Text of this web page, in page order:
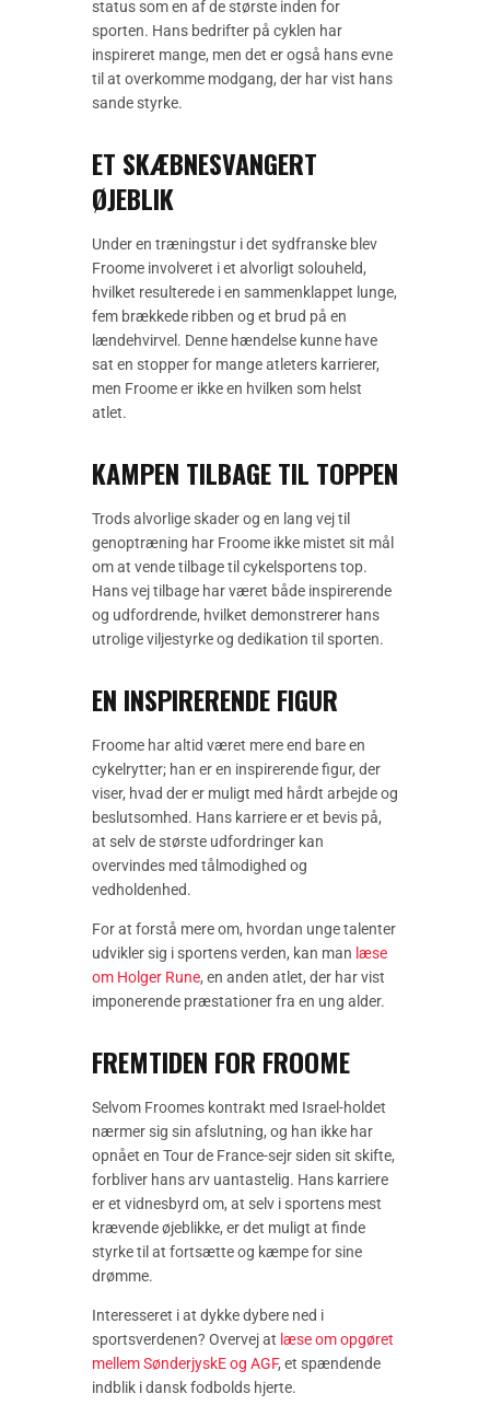
status som en af de største inden for
sporten. Hans bedrifter på cyklen har
inspireret mange, men det er også hans evne
til at overkomme modgang, der har vist hans
sande styrke.
ET SKÆBNESVANGERT
ØJEBLIK
Under en træningstur i det sydfranske blev
Froome involveret i et alvorligt solouheld,
hvilket resulterede i en sammenklappet lunge,
fem brækkede ribben og et brud på en
lændehvirvel. Denne hændelse kunne have
sat en stopper for mange atleters karrierer,
men Froome er ikke en hvilken som helst
atlet.
KAMPEN TILBAGE TIL TOPPEN
Trods alvorlige skader og en lang vej til
genoptræning har Froome ikke mistet sit mål
om at vende tilbage til cykelsportens top.
Hans vej tilbage har været både inspirerende
og udfordrende, hvilket demonstrerer hans
utrolige viljestyrke og dedikation til sporten.
EN INSPIRERENDE FIGUR
Froome har altid været mere end bare en
cykelrytter; han er en inspirerende figur, der
viser, hvad der er muligt med hårdt arbejde og
beslutsomhed. Hans karriere er et bevis på,
at selv de største udfordringer kan
overvindes med tålmodighed og
vedholdenhed.
For at forstå mere om, hvordan unge talenter
udvikler sig i sportens verden, kan man læse
om Holger Rune, en anden atlet, der har vist
imponerende præstationer fra en ung alder.
FREMTIDEN FOR FROOME
Selvom Froomes kontrakt med Israel-holdet
nærmer sig sin afslutning, og han ikke har
opnået en Tour de France-sejr siden sit skifte,
forbliver hans arv uantastelig. Hans karriere
er et vidnesbyrd om, at selv i sportens mest
krævende øjeblikke, er det muligt at finde
styrke til at fortsætte og kæmpe for sine
drømme.
Interesseret i at dykke dybere ned i
sportsverdenen? Overvej at læse om opgøret
mellem SønderjyskE og AGF, et spændende
indblik i dansk fodbolds hjerte.